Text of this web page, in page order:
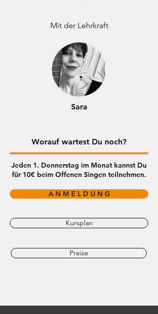
Mit der Lehrkraft
Sara
Worauf wartest Du noch?
Jeden 1. Donnerstag im Monat kannst Du
für 10€ beim Offenen Singen teilnehmen.
A N M E L D U N G
Kursplan
Preise